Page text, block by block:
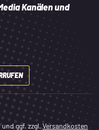
Kanälen und
ggf. zzgl. Versandkosten